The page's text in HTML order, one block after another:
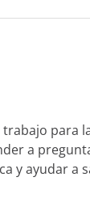
trabajo
a
y ayudar a